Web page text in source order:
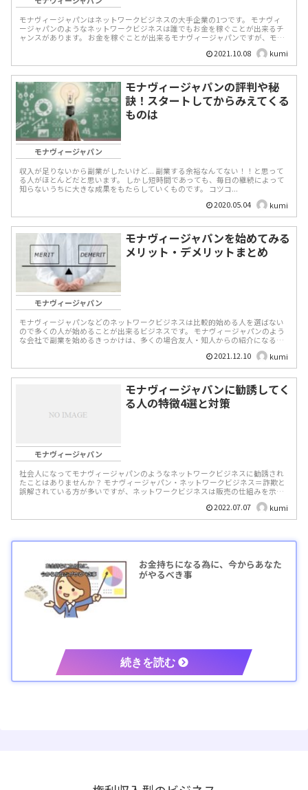
モナヴィージャパンはネットワークビジネスの大手企業の1つです。 モナヴィ
ージャパンのようなネットワークビジネスは誰でもお金を稼ぐことが出来るチ
ャンスがあります。 お金を稼ぐことが出来るモナヴィージャパンですが、モナ
2021.10.08 kumi
モナヴィージャパン
モナヴィージャパンの評判や秘
訣！スタートしてからみえてくる
ものは
収入が足りないから副業がしたいけど... 副業する余裕なんてない！！と思って
る人がほとんどだと思います。 しかし短時間であっても、毎日の継続によって
知らないうちに大きな成果をもたらしていくものです。 コツコ...
2020.05.04
kumi
モナヴィージャパン
モナヴィージャパンを始めてみる
メリット・デメリットまとめ
モナヴィージャパンなどのネットワークビジネスは比較的始める人を選ばない
ので多くの人が始めることが出来るビジネスです。 モナヴィージャパンのよう
な会社で副業を始めるきっかけは、多くの場合友人・知人からの紹介になると
2021.12.10 kumi
モナヴィージャパン
モナヴィージャパンに勧誘してく
る人の特徴4選と対策
社会人になってモナヴィージャパンのようなネットワークビジネスに勧誘され
たことはありませんか？ モナヴィージャパン・ネットワークビジネス＝詐欺と
誤解されている方が多いですが、ネットワークビジネスは販売の仕組みを示し
2022.07.07 kumi
お金持ちになる為に、今からあなた
がやるべき事